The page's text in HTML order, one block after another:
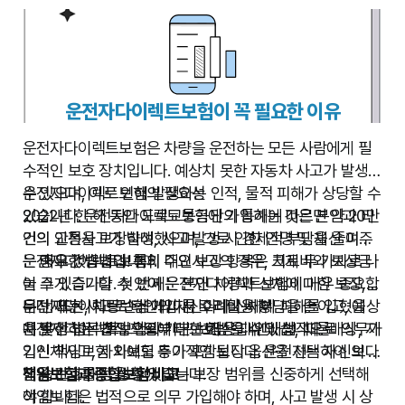
운전자다이렉트보험이 꼭 필요한 이유
운전자다이렉트보험은 차량을 운전하는 모든 사람에게 필
수적인 보호 장치입니다. 예상치 못한 자동차 사고가 발생할
수 있으며, 이로 인해 발생하는 인적, 물적 피해가 상당할 수
있습니다. 운전자다이렉트보험에 가입하는 것은 본인과 타
인의 안전을 보장하며, 사고 발생 시 경제적 부담을 줄여주
는 중요한 방법입니다.
운전자다이렉트보험의 필요성
2022년 한 해 동안 도로교통공단의 통계에 따르면 약 20만
건의 교통사고가 발생했으며, 그로 인한 인명 및 재산 피해
는 매우 컸습니다. 특히 대인사고의 경우, 치료비와 보상금
이 크게 증가할 수 있어 운전자다이렉트보험이 매우 중요합
니다. 또한, 차량 손상에 따른 수리비용 부담을 줄이고, 예상
치 못한 법적 책임으로부터 보호받을 수 있습니다.
운전자다이렉트보험의 주요 보장 항목은 크게 두 가지로 나
눌 수 있습니다. 첫 번째는 본인 차량과 신체에 대한 보장,
두 번째는 사고로 타인의 재산이나 신체에 피해를 입혔을
때 발생하는 법적 책임에 대한 배상입니다. 법적으로 의무가
입인 책임보험 외에도 추가적인 보장 옵션을 선택하여 보다
넓은 보호를 받을 수 있습니다.
운전자다이렉트보험 가입 시 고려할 사항
운전자다이렉트보험의 기본 보장은 대인배상, 대물배상, 자
기신체사고, 자차보험 등이 포함됩니다. 운전자는 자신의 운
전 습관과 재정 상황에 맞는 보장 범위를 신중하게 선택해
야 합니다.
책임보험과 종합보험 비교
책임보험은 법적으로 의무 가입해야 하며, 사고 발생 시 상